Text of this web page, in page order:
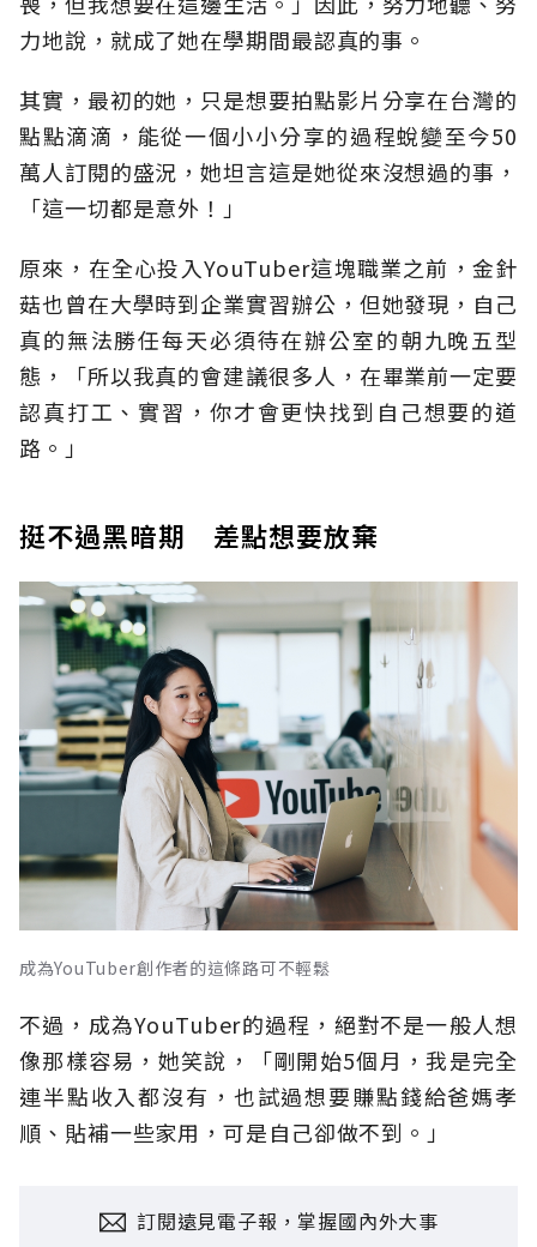
力地說，就成了她在學期間最認真的事。
其實，最初的她，只是想要拍點影片分享在台灣的
點點滴滴，能從一個小小分享的過程蛻變至今50
萬人訂閱的盛況，她坦言這是她從來沒想過的事，
「這一切都是意外！」
原來，在全心投入YouTuber這塊職業之前，金針
菇也曾在大學時到企業實習辦公，但她發現，自己
真的無法勝任每天必須待在辦公室的朝九晚五型
態，「所以我真的會建議很多人，在畢業前一定要
認真打工、實習，你才會更快找到自己想要的道
路。」
挺不過黑暗期 差點想要放棄
成為YouTuber創作者的這條路可不輕鬆
不過，成為YouTuber的過程，絕對不是一般人想
像那樣容易，她笑說，「剛開始5個月，我是完全
連半點收入都沒有，也試過想要賺點錢給爸媽孝
順、貼補一些家用，可是自己卻做不到。」
訂閱遠見電子報，掌握國內外大事